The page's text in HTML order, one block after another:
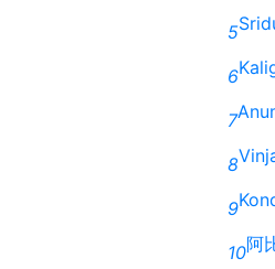
5
6
7
8
9
10阿